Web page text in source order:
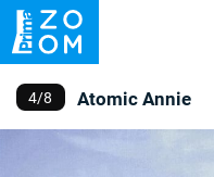
Trendy: ZRÁDCI UFO
4/8 Atomic Annie